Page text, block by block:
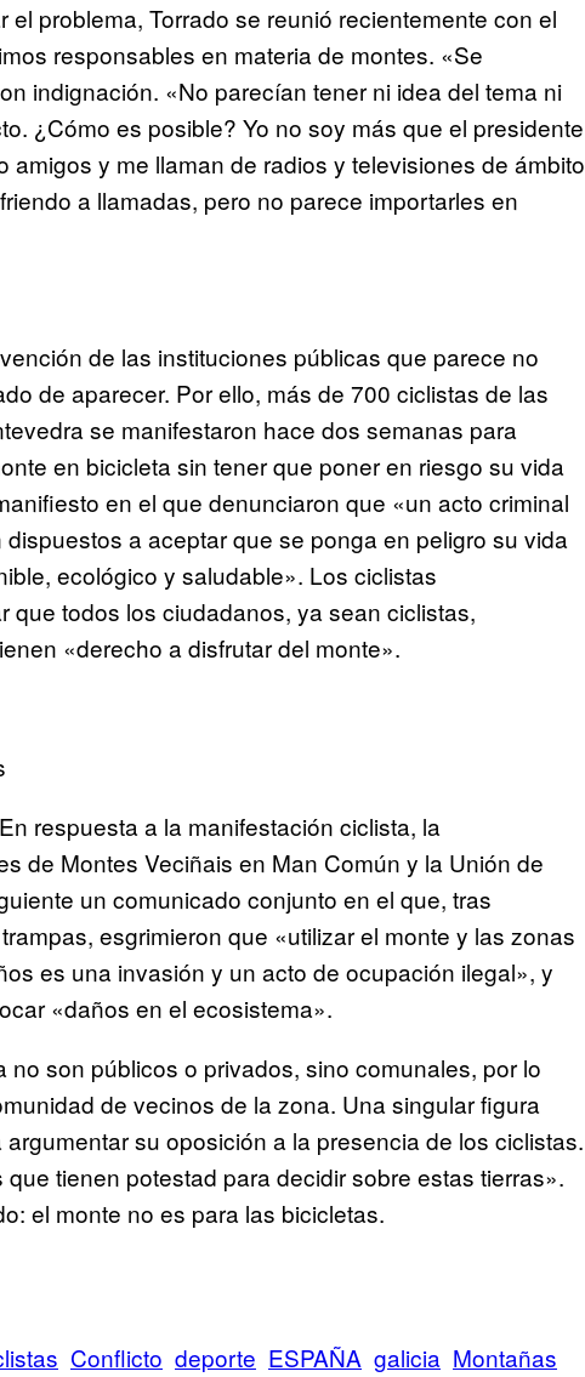
problema, Torrado se reunió recientemente con el
responsables en materia de montes. «Se
indignación. «No parecían tener ni idea del tema ni
¿Cómo es posible? Yo no soy más que el presidente
y me llaman de radios y televisiones de ámbito
a llamadas, pero no parece importarles en
de las instituciones públicas que parece no
de aparecer. Por ello, más de 700 ciclistas de las
se manifestaron hace dos semanas para
en bicicleta sin tener que poner en riesgo su vida
en el que denunciaron que «un acto criminal
a aceptar que se ponga en peligro su vida
ecológico y saludable». Los ciclistas
que todos los ciudadanos, ya sean ciclistas,
«derecho a disfrutar del monte».
respuesta a la manifestación ciclista, la
de Montes Veciñais en Man Común y la Unión de
un comunicado conjunto en el que, tras
esgrimieron que «utilizar el monte y las zonas
es una invasión y un acto de ocupación ilegal», y
«daños en el ecosistema».
son públicos o privados, sino comunales, por lo
de vecinos de la zona. Una singular figura
su oposición a la presencia de los ciclistas.
tienen potestad para decidir sobre estas tierras».
el monte no es para las bicicletas.
Conflicto deporte ESPAÑA galicia Montañas